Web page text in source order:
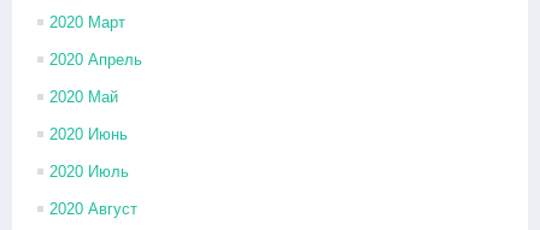
2020 Март
2020 Апрель
2020 Май
2020 Июнь
2020 Июль
2020 Август